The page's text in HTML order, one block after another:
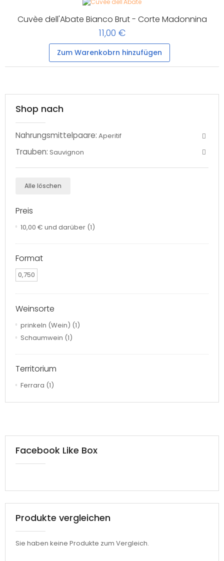
Cuvèe dell'Abate Bianco Brut - Corte Madonnina
11,00 €
Zum Warenkobrn hinzufügen
Shop nach
Nahrungsmittelpaare: Aperitif
Trauben: Sauvignon
Alle löschen
Preis
10,00 € und darüber (1)
Format
0,750
Weinsorte
prinkeln (Wein) (1)
Schaumwein (1)
Territorium
Ferrara (1)
Facebook Like Box
Produkte vergleichen
Sie haben keine Produkte zum Vergleich.